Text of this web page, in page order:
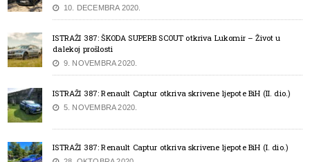
10. DECEMBRA 2020.
ISTRAŽI 387: ŠKODA SUPERB SCOUT otkriva Lukomir – Život u
dalekoj prošlosti
9. NOVEMBRA 2020.
ISTRAŽI 387: Renault Captur otkriva skrivene ljepote BiH (II. dio.)
5. NOVEMBRA 2020.
ISTRAŽI 387: Renault Captur otkriva skrivene ljepote BiH (I. dio.)